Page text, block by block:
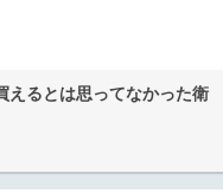
るとは思ってなかった衛